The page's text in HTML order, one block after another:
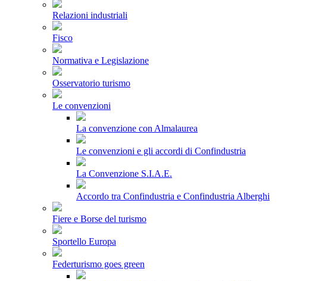
Relazioni industriali
Fisco
Normativa e Legislazione
Osservatorio turismo
Le convenzioni
La convenzione con Almalaurea
Le convenzioni e gli accordi di Confindustria
La Convenzione S.I.A.E.
Accordo tra Confindustria e Confindustria Alberghi
Fiere e Borse del turismo
Sportello Europa
Federturismo goes green